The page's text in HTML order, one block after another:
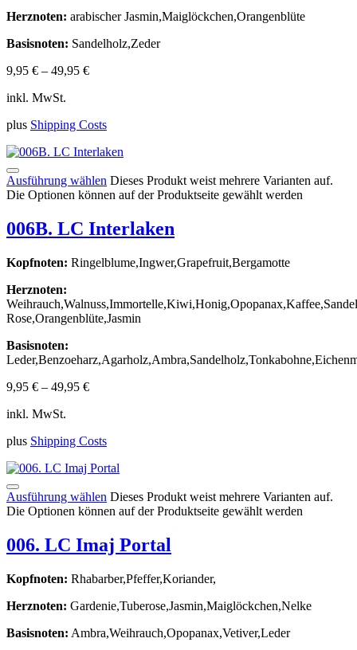
Herznoten: arabischer Jasmin,Maiglöckchen,Orangenblüte
Basisnoten: Sandelholz,Zeder
9,95 € – 49,95 €
inkl. MwSt.
plus Shipping Costs
Ausführung wählen Dieses Produkt weist mehrere Varianten auf.
Die Optionen können auf der Produktseite gewählt werden
006B. LC Interlaken
Kopfnoten: Ringelblume,Ingwer,Grapefruit,Bergamotte
Herznoten:
Rose,Orangenblüte,Jasmin
Basisnoten:
9,95 € – 49,95 €
inkl. MwSt.
plus Shipping Costs
Ausführung wählen Dieses Produkt weist mehrere Varianten auf.
Die Optionen können auf der Produktseite gewählt werden
006. LC Imaj Portal
Kopfnoten: Rhabarber,Pfeffer,Koriander,
Herznoten: Gardenie,Tuberose,Jasmin,Maiglöckchen,Nelke
Basisnoten: Ambra,Weihrauch,Opopanax,Vetiver,Leder